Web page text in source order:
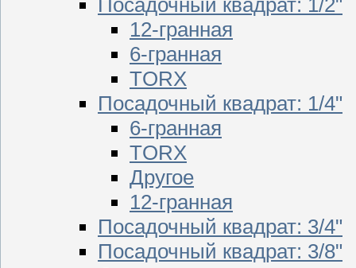
12-гранная
6-гранная
TORX
Посадочный квадрат: 1/4"
6-гранная
TORX
Другое
12-гранная
Посадочный квадрат: 3/4"
Посадочный квадрат: 3/8"